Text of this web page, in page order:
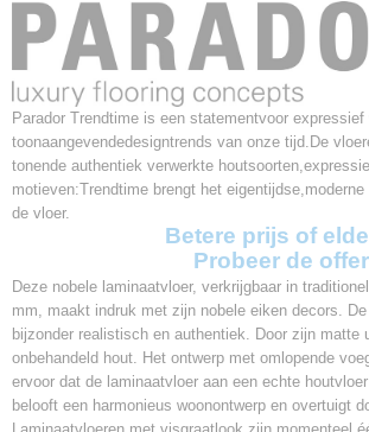
Afmetingen (l,b,h)
85,80 x 14,30 x 0,80 cm
Pakinhoud
1,595m²
Afmetingen
858 x 143 x 8 mm
Antal planken per pak
13
V-groef
Levenslang
Garantie commercieel gebruik
10 jaar
klasse
23 / 32
Parador Trendtime is een statementvoor
toonaangevendedesigntrends van onze tijd.De
tonende authentiek verwerkte
motieven:Trendtime brengt het
de vloer.
Betere prijs of
Probeer de
Deze nobele laminaatvloer, verkrijgbaar in
mm, maakt indruk met zijn nobele eiken decors.
bijzonder realistisch en authentiek. Door zijn
onbehandeld hout. Het ontwerp met omlopende
ervoor dat de laminaatvloer aan een echte
belooft een harmonieus woonontwerp en overtuigt